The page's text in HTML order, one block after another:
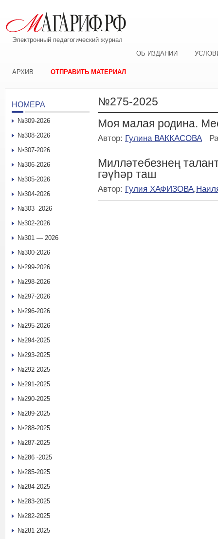
Электронный педагогический журнал
ОБ ИЗДАНИИ
АРХИВ ОТПРАВИТЬ МАТЕРИАЛ
№275-2025
Моя малая родина.
Автор: Гулина ВАККАСОВА
Милләтебезнең
гәүһәр таш
Автор: Гулия ХАФИЗОВА,
НОМЕРА
№309-2026
№308-2026
№307-2026
№306-2026
№305-2026
№304-2026
№303 -2026
№302-2026
№301 — 2026
№300-2026
№299-2026
№298-2026
№297-2026
№296-2026
№295-2026
№294-2025
№293-2025
№292-2025
№291-2025
№290-2025
№289-2025
№288-2025
№287-2025
№286 -2025
№285-2025
№284-2025
№283-2025
№282-2025
№281-2025